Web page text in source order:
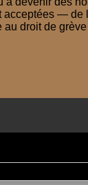
acceptées — de
au droit de